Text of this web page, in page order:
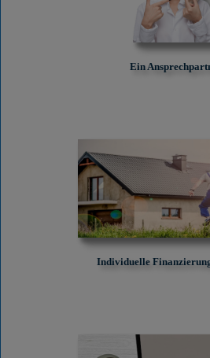
Ein
Individuelle